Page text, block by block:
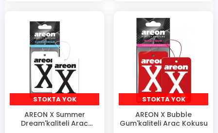
STOKTA YOK
AREON X Summer
Dream'kaliteli Araç
STOKTA YOK
AREON X Bubble
Gum'kaliteli Araç Kokusu